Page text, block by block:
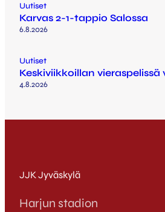
Uutiset
Karvas 2-1-tappio Salossa
6.8.2026
Uutiset
Keskiviikkoillan vieraspelissä
4.8.2026
JJK Jyväskylä
Harjun stadion